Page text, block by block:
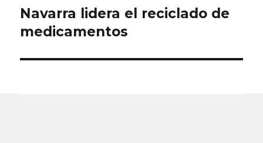
Entrada
siguiente:
Navarra lidera el reciclado de
medicamentos